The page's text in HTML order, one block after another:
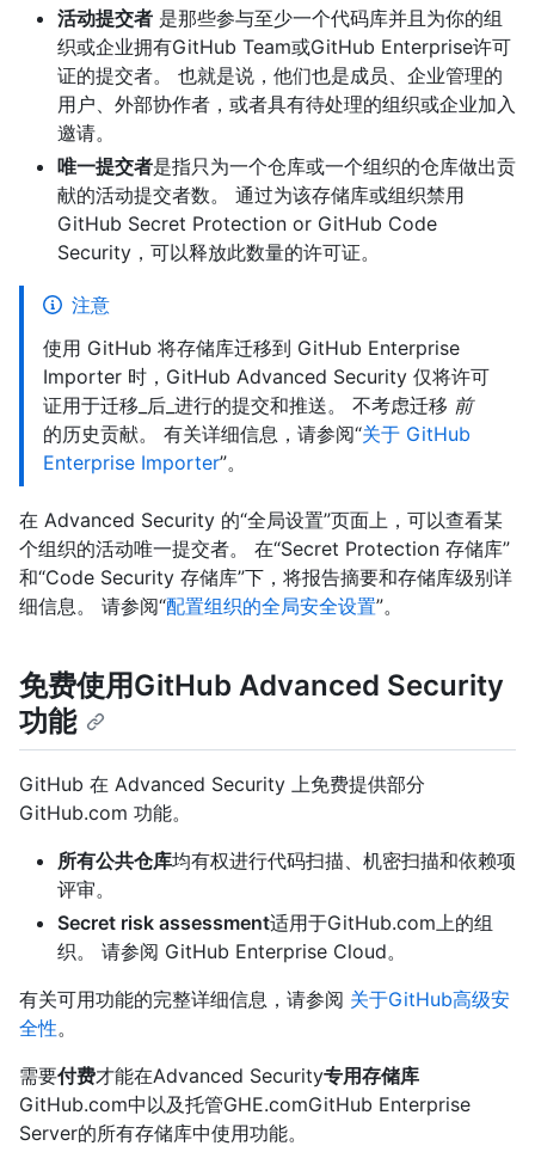
活动提交者 是那些参与至少一个代码库并且为你的组
织或企业拥有GitHub Team或GitHub Enterprise许可
证的提交者。 也就是说，他们也是成员、企业管理的
用户、外部协作者，或者具有待处理的组织或企业加入
邀请。
唯一提交者是指只为一个仓库或一个组织的仓库做出贡
献的活动提交者数。 通过为该存储库或组织禁用
GitHub Secret Protection or GitHub Code
Security，可以释放此数量的许可证。
注意
使用 GitHub 将存储库迁移到 GitHub Enterprise
Importer 时，GitHub Advanced Security 仅将许可
证用于迁移_后_进行的提交和推送。 不考虑迁移 前
的历史贡献。 有关详细信息，请参阅“关于 GitHub
Enterprise Importer”。
在 Advanced Security 的“全局设置”页面上，可以查看某
个组织的活动唯一提交者。 在“Secret Protection 存储库”
和“Code Security 存储库”下，将报告摘要和存储库级别详
细信息。 请参阅“配置组织的全局安全设置”。
免费使用GitHub Advanced Security
功能
GitHub 在 Advanced Security 上免费提供部分
GitHub.com 功能。
所有公共仓库均有权进行代码扫描、机密扫描和依赖项
评审。
Secret risk assessment适用于GitHub.com上的组
织。 请参阅 GitHub Enterprise Cloud。
有关可用功能的完整详细信息，请参阅 关于GitHub高级安
全性。
需要付费才能在Advanced Security专用存储库
GitHub.com中以及托管GHE.comGitHub Enterprise
Server的所有存储库中使用功能。